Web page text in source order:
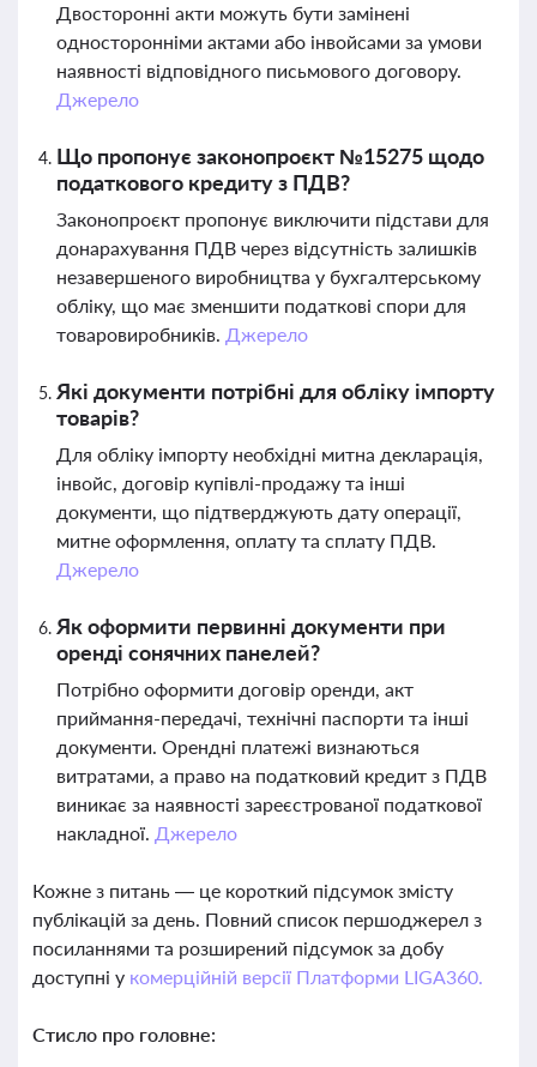
Двосторонні акти можуть бути замінені
односторонніми актами або інвойсами за умови
наявності відповідного письмового договору.
Джерело
Що пропонує законопроєкт №15275 щодо
податкового кредиту з ПДВ?
Законопроєкт пропонує виключити підстави для
донарахування ПДВ через відсутність залишків
незавершеного виробництва у бухгалтерському
обліку, що має зменшити податкові спори для
товаровиробників. Джерело
Які документи потрібні для обліку імпорту
товарів?
Для обліку імпорту необхідні митна декларація,
інвойс, договір купівлі-продажу та інші
документи, що підтверджують дату операції,
митне оформлення, оплату та сплату ПДВ.
Джерело
Як оформити первинні документи при
оренді сонячних панелей?
Потрібно оформити договір оренди, акт
приймання-передачі, технічні паспорти та інші
документи. Орендні платежі визнаються
витратами, а право на податковий кредит з ПДВ
виникає за наявності зареєстрованої податкової
накладної. Джерело
Кожне з питань — це короткий підсумок змісту
публікацій за день. Повний список першоджерел з
посиланнями та розширений підсумок за добу
доступні у комерційній версії Платформи LIGA360.
Стисло про головне: